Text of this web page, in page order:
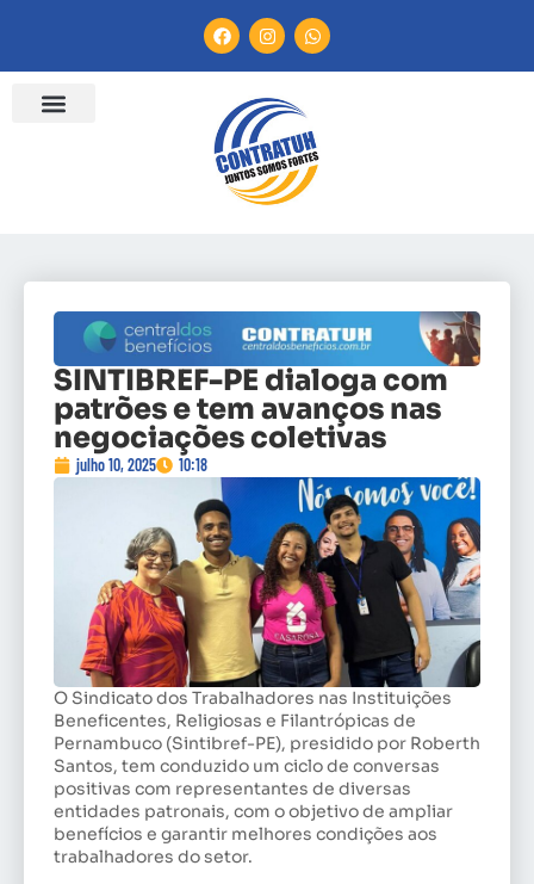
SINTIBREF-PE dialoga com
patrões e tem avanços nas
negociações coletivas
julho 10, 2025 10:18
O Sindicato dos Trabalhadores nas Instituições
Beneficentes, Religiosas e Filantrópicas de
Pernambuco (Sintibref-PE), presidido por Roberth
Santos, tem conduzido um ciclo de conversas
positivas com representantes de diversas
entidades patronais, com o objetivo de ampliar
benefícios e garantir melhores condições aos
trabalhadores do setor.